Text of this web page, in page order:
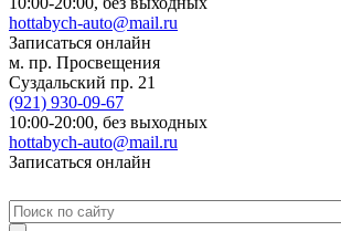
hottabych-auto@mail.ru
Записаться онлайн
м. пр. Просвещения
Суздальский пр. 21
(921) 930-09-67
10:00-20:00, без выходных
hottabych-auto@mail.ru
Записаться онлайн